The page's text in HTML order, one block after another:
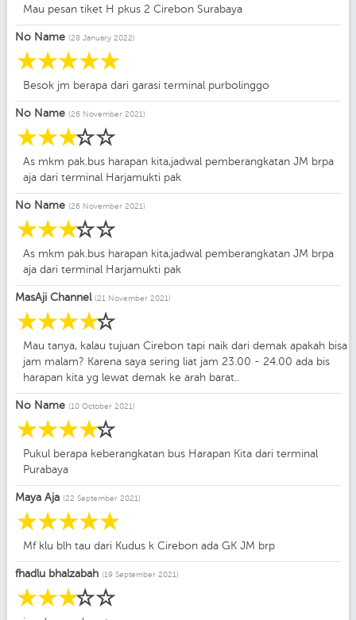
Mau pesan tiket H pkus 2 Cirebon Surabaya
No Name (28 January 2022)
☆
☆
☆
☆
☆
Besok jm berapa dari garasi terminal purbolinggo
No Name (26 November 2021)
☆
☆
☆
☆
☆
As mkm pak.bus harapan kita,jadwal pemberangkatan JM brpa
aja dari terminal Harjamukti pak
No Name (26 November 2021)
☆
☆
☆
☆
☆
As mkm pak.bus harapan kita,jadwal pemberangkatan JM brpa
aja dari terminal Harjamukti pak
MasAji Channel (21 November 2021)
☆
☆
☆
☆
☆
Mau tanya, kalau tujuan Cirebon tapi naik dari demak apakah bisa
jam malam? Karena saya sering liat jam 23.00 - 24.00 ada bis
harapan kita yg lewat demak ke arah barat..
No Name (10 October 2021)
☆
☆
☆
☆
☆
Pukul berapa keberangkatan bus Harapan Kita dari terminal
Purabaya
Maya Aja (22 September 2021)
☆
☆
☆
☆
☆
Mf klu blh tau dari Kudus k Cirebon ada GK JM brp
fhadlu bhalzabah (19 September 2021)
☆
☆
☆
☆
☆